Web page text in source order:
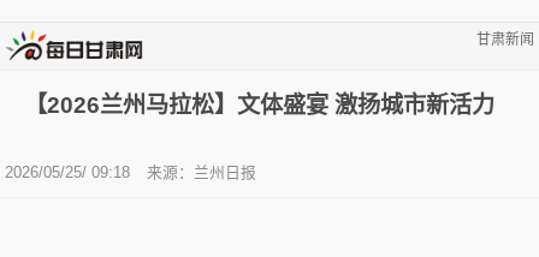
甘肃新闻
【2026兰州马拉松】文体盛宴 激扬城市新活力
2026/05/25/ 09:18 来源：兰州日报